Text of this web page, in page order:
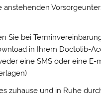
anstehenden
Sie bei
in Ihrem Doctolib-
eine SMS oder eine E-
zuhause und in Ruhe